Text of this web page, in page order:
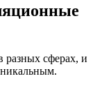
сферах, и